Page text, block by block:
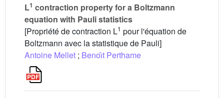
L1 contraction property for a Boltzmann
equation with Pauli statistics
[Propriété de contraction L1 pour l'équation de
Boltzmann avec la statistique de Pauli]
Antoine Mellet ; Benoı̂t Perthame